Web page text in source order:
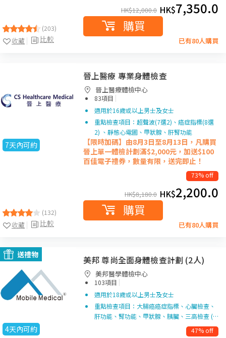
(203)
比較
收藏
HK$12,000.0 HK$7,350.0
購買
已有80人購買
7天內可約
(132)
比較
收藏
晉上醫療 專業身體檢查
晉上醫療體檢中心
83項目 |
適用於16歲或以上男士及女士
重點檢查項目：超聲波(7選2)、癌症指標(8選
2) 、靜態心電圖、甲狀腺、肝腎功能
【限時加碼】由8月3日至8月13日，凡購買
晉上單一體檢計劃滿$2,000元，加送$100
百佳電子禮券，數量有限，送完即止！
73% off
HK$8,180.0 HK$2,200.0
購買
已有80人購買
送禮物
4天內可約
美邦 尊尚全面身體檢查計劃 (2人)
美邦醫學體檢中心
103項目 |
適用於18歲或以上男士及女士
重點檢查項目：大腸癌癌症指標、心臟檢查、
肝功能、腎功能、甲狀腺、胰臟、三高檢查 (…
47% off